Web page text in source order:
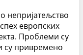
непријатељство
европских
Проблеми су
су привремено